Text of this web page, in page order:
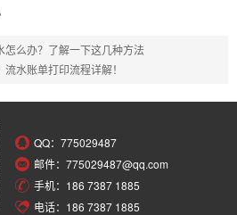
怎么办？了解一下这几种方法
水账单打印流程详解！
QQ： 775029487
邮件：775029487@qq.com
手机：186 7387 1885
电话：186 7387 1885